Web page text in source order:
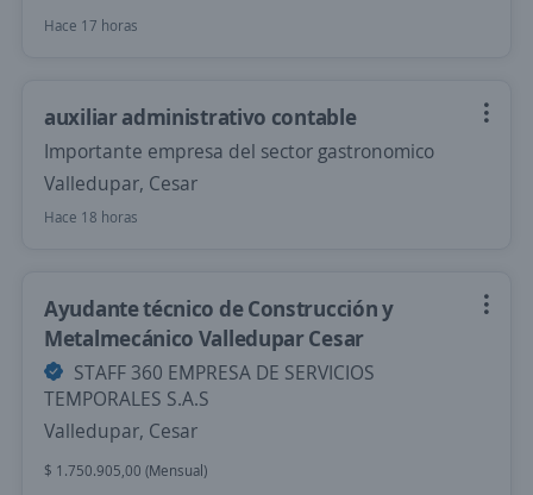
Hace 17 horas
auxiliar administrativo contable
Importante empresa del sector gastronomico
Valledupar, Cesar
Hace 18 horas
Ayudante técnico de Construcción y
Metalmecánico Valledupar Cesar
STAFF 360 EMPRESA DE SERVICIOS
TEMPORALES S.A.S
Valledupar, Cesar
$ 1.750.905,00 (Mensual)